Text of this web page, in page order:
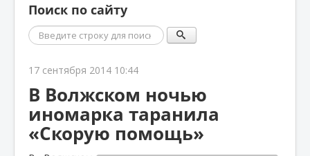
Поиск по сайту
Поиск
17 сентября 2014 10:44
В Волжском ночью
иномарка таранила
«Скорую помощь»